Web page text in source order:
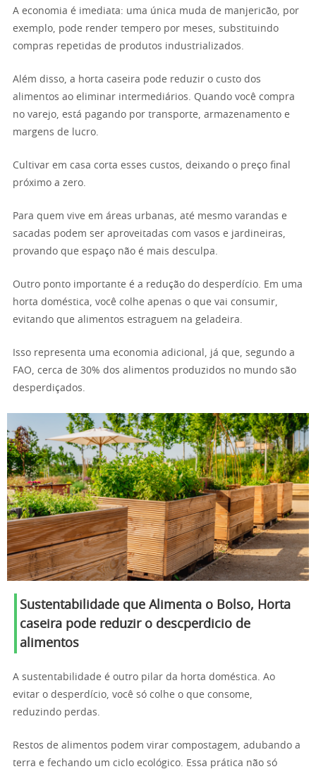
A economia é imediata: uma única muda de manjericão, por
exemplo, pode render tempero por meses, substituindo
compras repetidas de produtos industrializados.
Além disso, a horta caseira pode reduzir o custo dos
alimentos ao eliminar intermediários. Quando você compra
no varejo, está pagando por transporte, armazenamento e
margens de lucro.
Cultivar em casa corta esses custos, deixando o preço final
próximo a zero.
Para quem vive em áreas urbanas, até mesmo varandas e
sacadas podem ser aproveitadas com vasos e jardineiras,
provando que espaço não é mais desculpa.
Outro ponto importante é a redução do desperdício. Em uma
horta doméstica, você colhe apenas o que vai consumir,
evitando que alimentos estraguem na geladeira.
Isso representa uma economia adicional, já que, segundo a
FAO, cerca de 30% dos alimentos produzidos no mundo são
desperdiçados.
Sustentabilidade que Alimenta o Bolso, Horta
caseira pode reduzir o descperdicio de
alimentos
A sustentabilidade é outro pilar da horta doméstica. Ao
evitar o desperdício, você só colhe o que consome,
reduzindo perdas.
Restos de alimentos podem virar compostagem, adubando a
terra e fechando um ciclo ecológico. Essa prática não só